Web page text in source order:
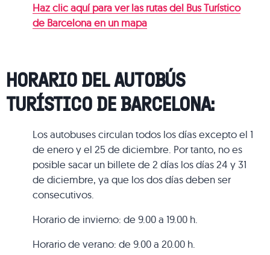
Haz clic aquí para ver las rutas del Bus Turístico
de Barcelona en un mapa
HORARIO DEL AUTOBÚS
TURÍSTICO DE BARCELONA:
Los autobuses circulan todos los días excepto el 1
de enero y el 25 de diciembre. Por tanto, no es
posible sacar un billete de 2 días los días 24 y 31
de diciembre, ya que los dos días deben ser
consecutivos.
Horario de invierno: de 9.00 a 19.00 h.
Horario de verano: de 9.00 a 20.00 h.